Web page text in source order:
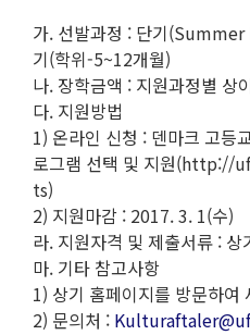
가. 선발과정 : 단기
기(학위-5~12개월)
나. 장학금액 : 지원과정별 상
다. 지원방법
1) 온라인 신청 : 덴마크 고등
로그램 선택 및 지원
ts)
2) 지원마감 : 2017. 3. 1(수)
라. 지원자격 및 제출서류 : 상
마. 기타 참고사항
1) 상기 홈페이지를 방문하여
2) 문의처 :